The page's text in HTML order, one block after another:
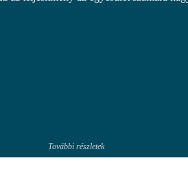
További részletek